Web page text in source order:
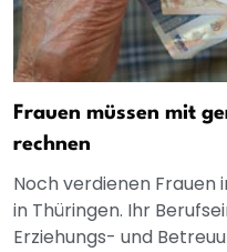
Frauen müssen mit
rechnen
Noch verdienen Frauen
in Thüringen. Ihr
Erziehungs- und